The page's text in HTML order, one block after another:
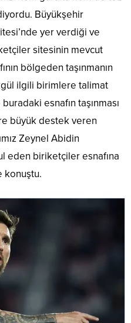
Büyükşehir
yer verdiği ve
sitesinin mevcut
bölgeden taşınmanın
ilgili birimlere talimat
esnafın taşınması
büyük destek veren
Zeynel Abidin
eden biriketçiler esnafına
konuştu.